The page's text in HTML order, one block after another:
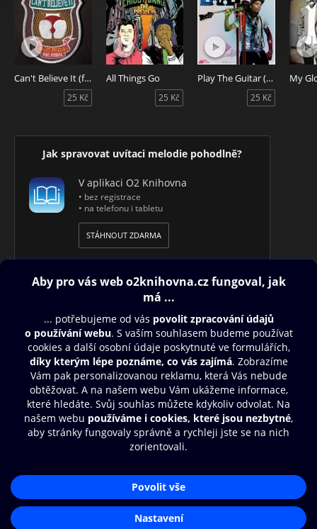
Can't Believe It (feat. Pitbull)
25 Kč
All Things Go
25 Kč
Play The Guitar (feat. André 3000)
25 Kč
Jak spravovat uvítaci melodie pohodlně?
V aplikaci O2 Knihovna
• bez registrace
• na telefonu i tabletu
STÁHNOUT ZDARMA
Obsah ke stažení
Moje O2 Knihovna
Další zábava
© O2 Czech Republic a.s.
Zásady zpracování osobních údajůAplikace O2 Knihovna
Čti a poslouchej své e-knihy a